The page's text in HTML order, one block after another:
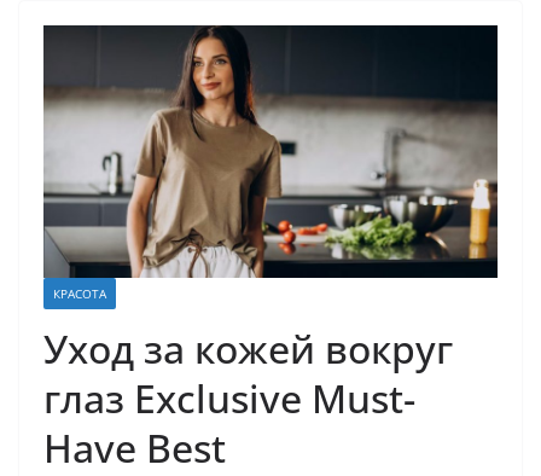
КРАСОТА
Уход за кожей вокруг
глаз Exclusive Must-
Have Best